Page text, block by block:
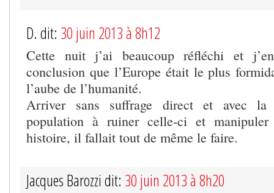
D. dit: 30 juin 2013 à 8h12
Cette nuit j’ai beaucoup réfléchi et
conclusion que l’Europe était le plus
l’aube de l’humanité.
Arriver sans suffrage direct et avec la
population à ruiner celle-ci et
histoire, il fallait tout de même le faire.
Jacques Barozzi dit: 30 juin 2013 à 8h20